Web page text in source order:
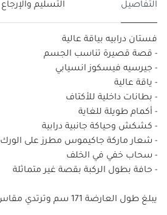
التفاصيل التسليم والإرجاع
فستان درابيه بياقة عالية
- قصة قصيرة تناسب الجسم
- جيرسيه فيسكوز انسيابي
- ياقة عالية
- بطانات داخلية للأكتاف
- أكمام طويلة للغاية
- كشكش وحياكة جانبية درابية
- شعار ماركة جاكيموس مطرز على الورك
- سحاب خفي في الخلف
- حافة بطول الركبة بقصة غير متماثلة
يبلغ طول العارضة 171 سم وترتدي مقاس XS‏